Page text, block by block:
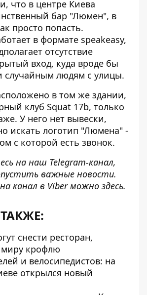
что в центре Киева
бар "Люмен", в
просто попасть.
в формате speakeasy,
отсутствие
вход, куда вроде бы
случайным людям с улицы.
в том же здании,
клуб Squat 17b, только
У него нет вывески,
искать логотип "Люмена" -
с которой есть звонок.
на наш Telegram-канал,
важные новости.
канал в Viber можно здесь.
снести ресторан,
крофлю
и велосипедистов: на
открылся новый